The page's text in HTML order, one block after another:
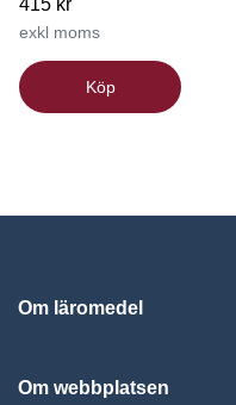
415 kr
exkl moms
Köp
Om läromedel
Om webbplatsen